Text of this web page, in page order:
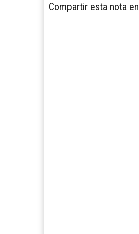
Compartir esta nota en